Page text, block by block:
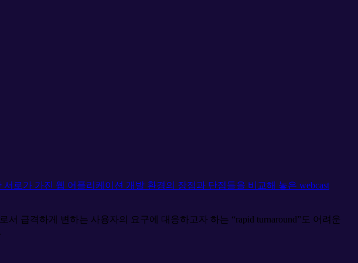
서로가 가진 웹 어플리케이션 개발 환경의 장점과 단점들을 비교해 놓은 webcast
서 급격하게 변하는 사용자의 요구에 대응하고자 하는 rapid turnaround
도 어려운